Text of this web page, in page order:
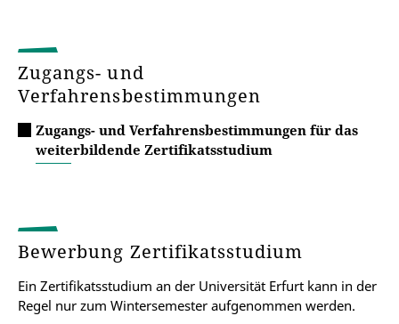
Zugangs- und
Verfahrensbestimmungen
Zugangs- und Verfahrensbestimmungen für das
weiterbildende Zertifikatsstudium
Bewerbung Zertifikatsstudium
Ein Zertifikatsstudium an der Universität Erfurt kann in der
Regel nur zum Wintersemester aufgenommen werden.